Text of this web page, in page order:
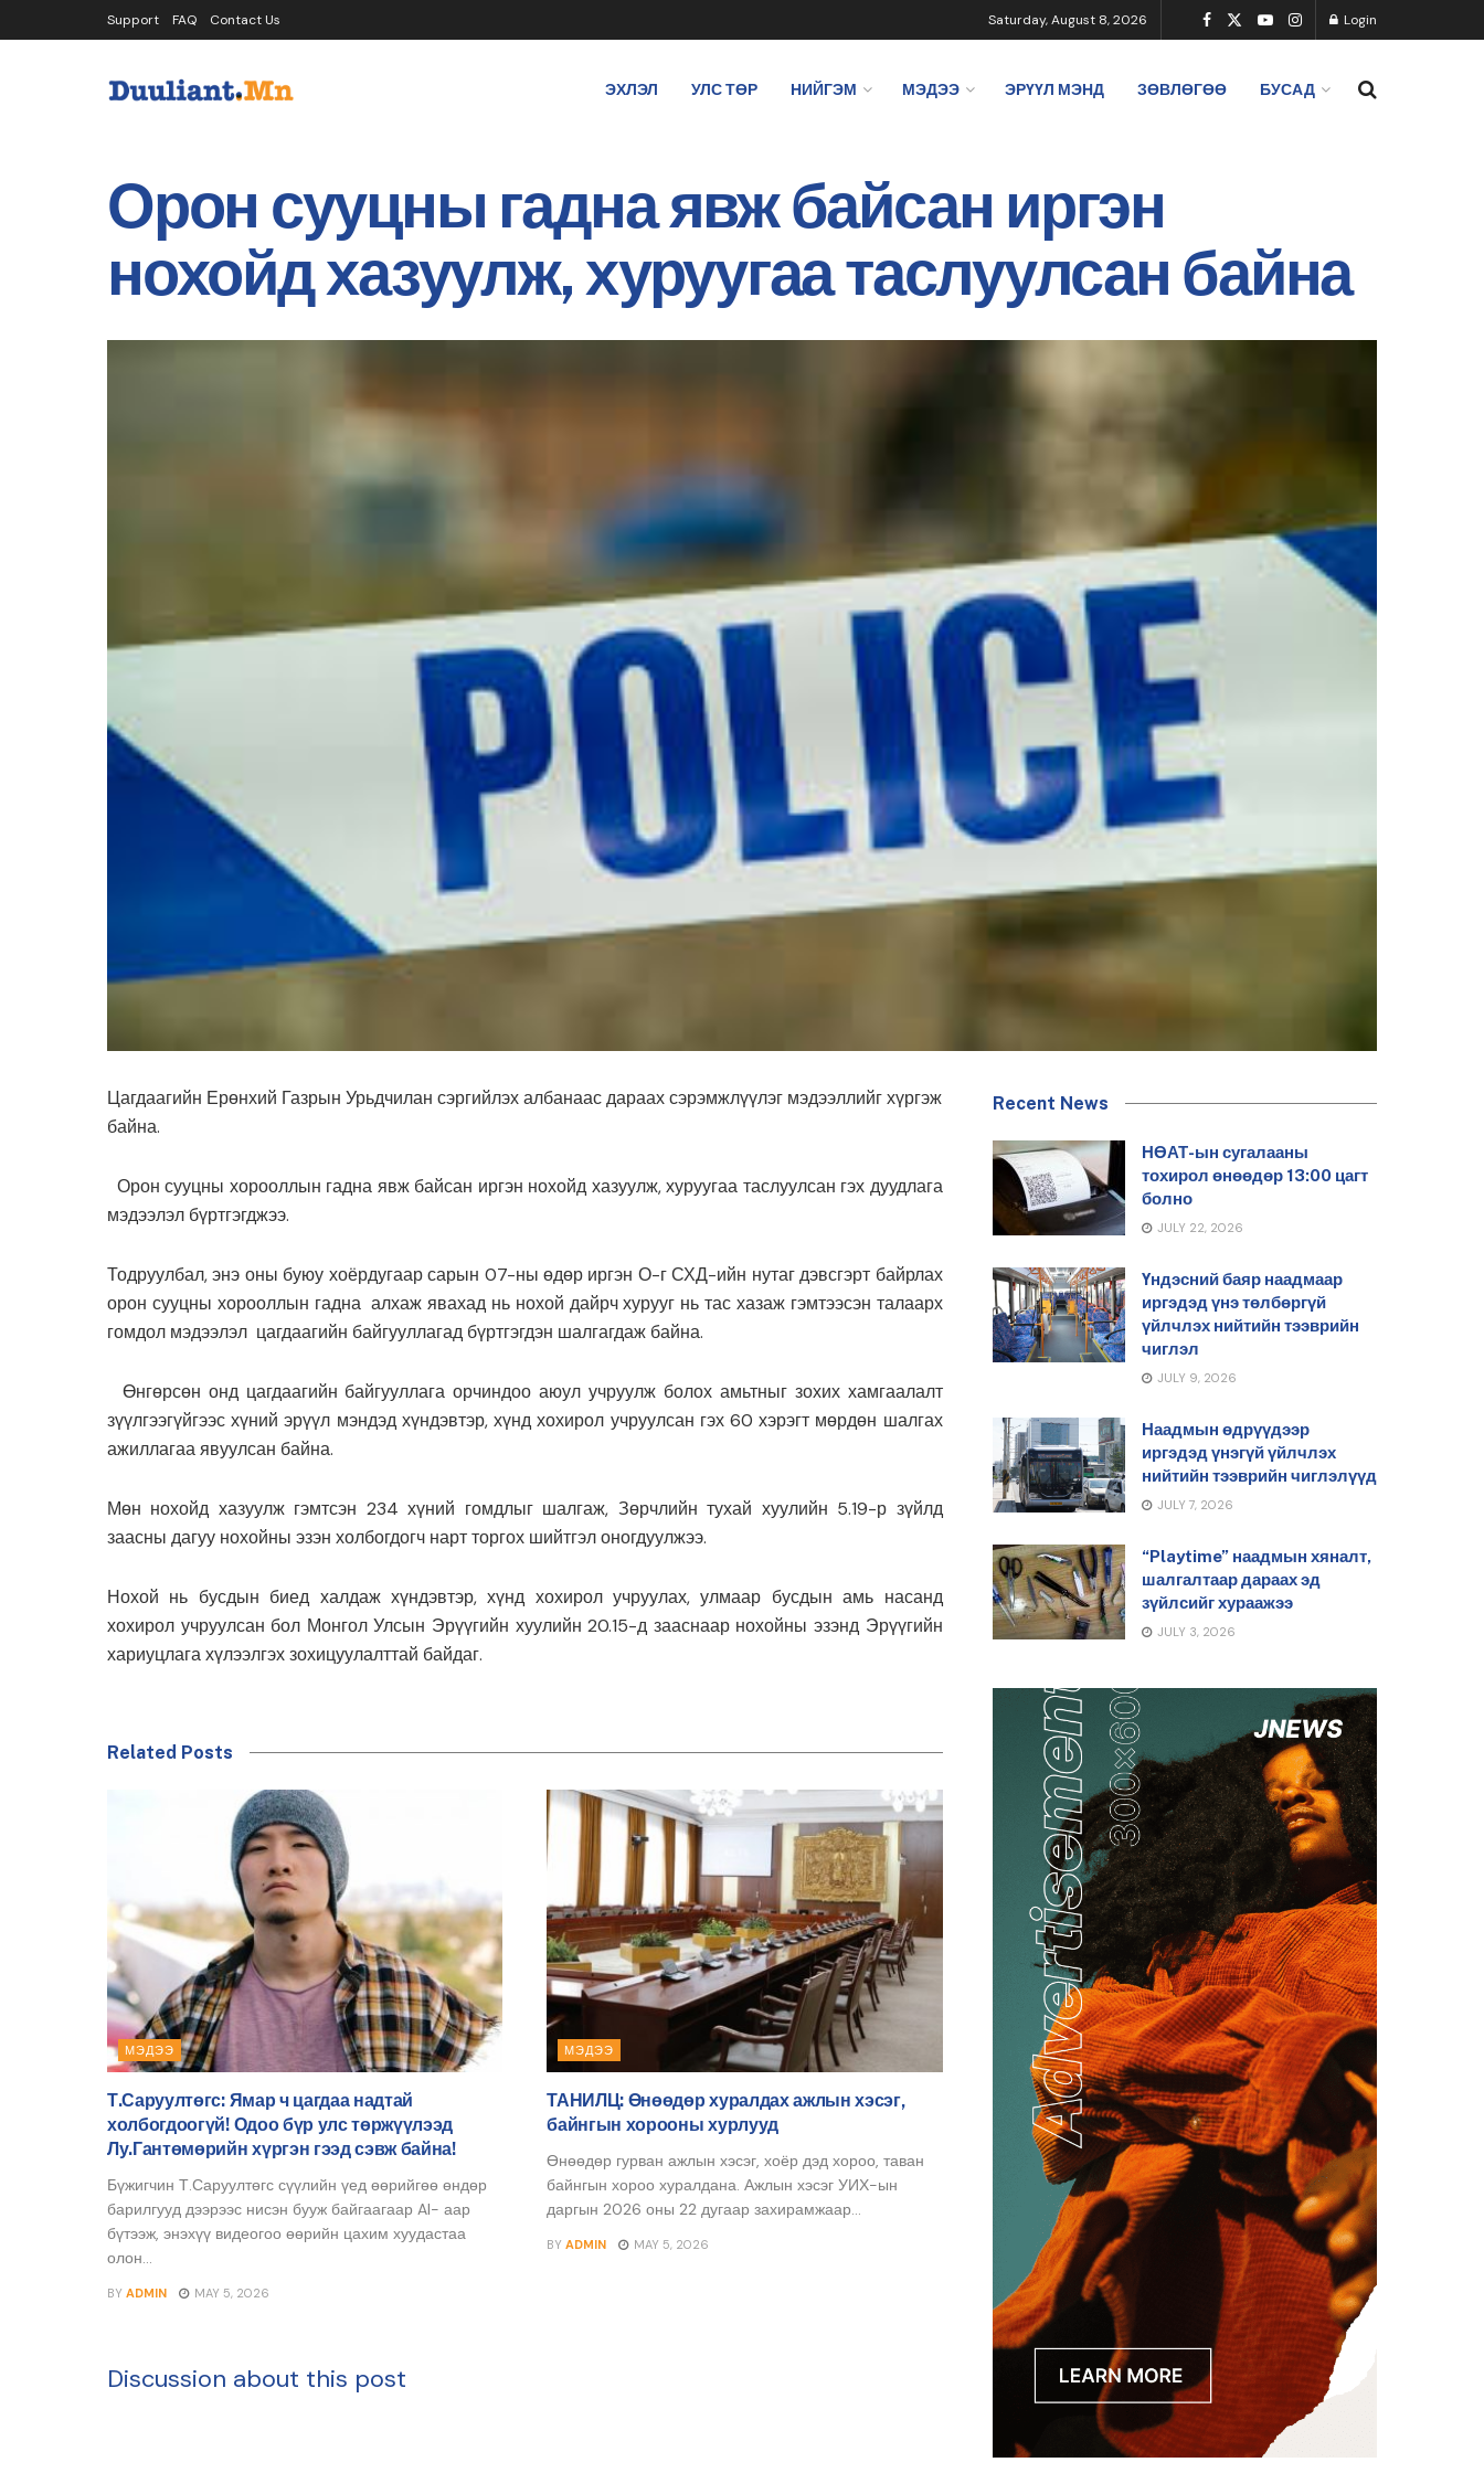
Support FAQ Contact Us Saturday, August 8, 2026 Login
ЭХЛЭЛ УЛС ТӨР НИЙГЭМ МЭДЭЭ ЭРҮҮЛ МЭНД ЗӨВЛӨГӨӨ БУСАД
Орон сууцны гадна явж байсан иргэн
нохойд хазуулж, хуруугаа таслуулсан байна
Цагдаагийн Ерөнхий Газрын Урьдчилан сэргийлэх албанаас дараах сэрэмжлүүлэг мэдээллийг хүргэж
байна.
Орон сууцны хорооллын гадна явж байсан иргэн нохойд хазуулж, хуруугаа таслуулсан гэх дуудлага
мэдээлэл бүртгэгджээ.
Тодруулбал, энэ оны буюу хоёрдугаар сарын 07-ны өдөр иргэн О-г СХД-ийн нутаг дэвсгэрт байрлах
орон сууцны хорооллын гадна алхаж явахад нь нохой дайрч хурууг нь тас хазаж гэмтээсэн талаарх
гомдол мэдээлэл цагдаагийн байгууллагад бүртгэгдэн шалгагдаж байна.
Өнгөрсөн онд цагдаагийн байгууллага орчиндоо аюул учруулж болох амьтныг зохих хамгаалалт
зүүлгээгүйгээс хүний эрүүл мэндэд хүндэвтэр, хүнд хохирол учруулсан гэх 60 хэрэгт мөрдөн шалгах
ажиллагаа явуулсан байна.
Мөн нохойд хазуулж гэмтсэн 234 хүний гомдлыг шалгаж, Зөрчлийн тухай хуулийн 5.19-р зүйлд
заасны дагуу нохойны эзэн холбогдогч нарт торгох шийтгэл оногдуулжээ.
Нохой нь бусдын биед халдаж хүндэвтэр, хүнд хохирол учруулах, улмаар бусдын амь насанд
хохирол учруулсан бол Монгол Улсын Эрүүгийн хуулийн 20.15-д зааснаар нохойны эзэнд Эрүүгийн
хариуцлага хүлээлгэх зохицуулалттай байдаг.
Related Posts
МЭДЭЭ
Т.Саруултөгс: Ямар ч цагдаа надтай
холбогдоогүй! Одоо бүр улс төржүүлээд
Лу.Гантөмөрийн хүргэн гээд сэвж байна!
Бүжигчин Т.Саруултөгс сүүлийн үед өөрийгөө өндөр
барилгууд дээрээс нисэн бууж байгаагаар AI- аар
бүтээж, энэхүү видеогоо өөрийн цахим хуудастаа
олон...
BY ADMIN MAY 5, 2026
МЭДЭЭ
ТАНИЛЦ: Өнөөдөр хуралдах ажлын хэсэг,
байнгын хорооны хурлууд
Өнөөдөр гурван ажлын хэсэг, хоёр дэд хороо, таван
байнгын хороо хуралдана. Ажлын хэсэг УИХ-ын
даргын 2026 оны 22 дугаар захирамжаар...
BY ADMIN MAY 5, 2026
Discussion about this post
Recent News
НӨАТ-ын сугалааны
тохирол өнөөдөр 13:00 цагт
болно
JULY 22, 2026
Үндэсний баяр наадмаар
иргэдэд үнэ төлбөргүй
үйлчлэх нийтийн тээврийн
чиглэл
JULY 9, 2026
Наадмын өдрүүдээр
иргэдэд үнэгүй үйлчлэх
нийтийн тээврийн чиглэлүүд
JULY 7, 2026
“Playtime” наадмын хяналт,
шалгалтаар дараах эд
зүйлсийг хураажээ
JULY 3, 2026